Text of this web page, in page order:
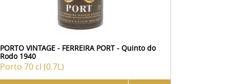
PORTO VINTAGE - FERREIRA PORT - Quinto do
Rodo 1940
Porto 70 cl (0.7L)